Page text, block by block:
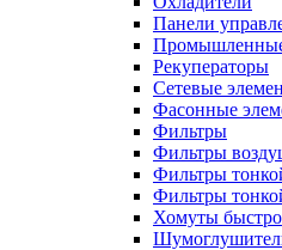
Панели
Рекуператоры
Сетевые
Фасонные
Фильтры
Фильтры
Фильтры
Фильтры
Хомуты